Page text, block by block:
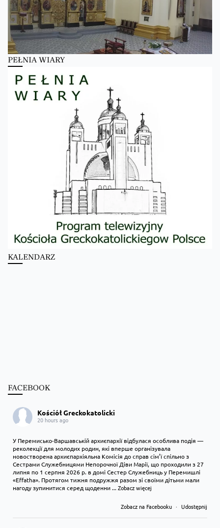
PEŁNIA WIARY
KALENDARZ
FACEBOOK
Kościół Greckokatolicki
20 hours ago
У Перемисько-Варшавській архиєпархії відбулася особлива подія —
реколекції для молодих родин, які вперше організувала
новостворена архиєпархіяльна Комісія до справ сім’ї спільно з
Сестрами Служебницями Непорочної Діви Марії, що проходили з 27
липня по 1 серпня 2026 р. в домі Сестер Служебниць у Перемишлі
«Effatha». Протягом тижня подружжя разом зі своїми дітьми мали
нагоду зупинитися серед щоденни...Zobacz więcej
Zobacz na Facebooku · Udostępnij